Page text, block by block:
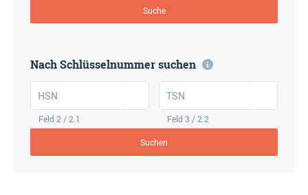
Suche
Nach Schlüsselnummer suchen
HSN
Feld 2 / 2.1
TSN
Feld 3 / 2.2
Suchen